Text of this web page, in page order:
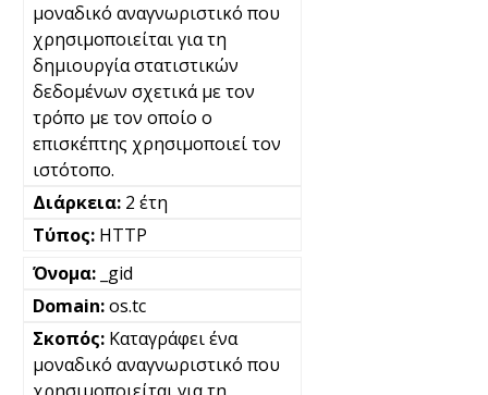
μοναδικό αναγνωριστικό που
χρησιμοποιείται για τη
δημιουργία στατιστικών
δεδομένων σχετικά με τον
τρόπο με τον οποίο ο
επισκέπτης χρησιμοποιεί τον
ιστότοπο.
2 έτη
HTTP
_gid
os.tc
Καταγράφει ένα
μοναδικό αναγνωριστικό που